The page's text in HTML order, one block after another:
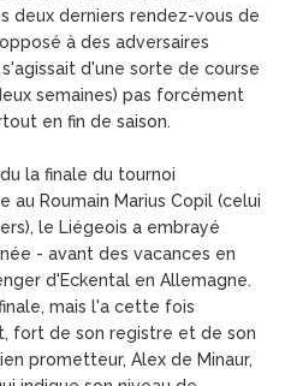
deux derniers rendez-vous de
à des adversaires
d'une sorte de course
semaines) pas forcément
en fin de saison.
la finale du tournoi
Roumain Marius Copil (celui
le Liégeois a embrayé
- avant des vacances en
d'Eckental en Allemagne.
mais l'a cette fois
fort de son registre et de son
prometteur, Alex de Minaur,